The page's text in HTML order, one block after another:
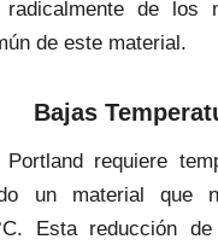
de los
de este material.
Bajas
requiere
un material que
Esta reducción